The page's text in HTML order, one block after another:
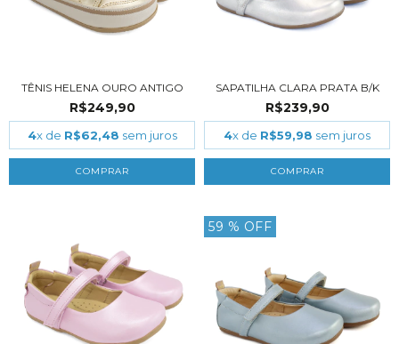
TÊNIS HELENA OURO ANTIGO
R$249,90
4x de R$62,48 sem juros
COMPRAR
SAPATILHA CLARA PRATA B/K
R$239,90
4x de R$59,98 sem juros
COMPRAR
59 % OFF